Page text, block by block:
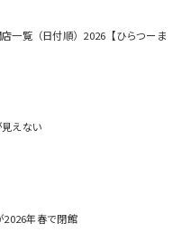
一覧（日付順）2026【ひらつーま
えない
2026年春で閉館